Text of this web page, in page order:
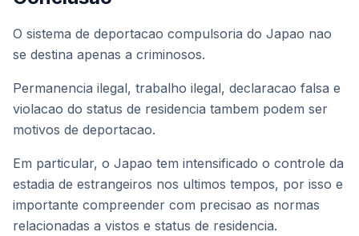
O sistema de deportacao compulsoria do Japao nao
se destina apenas a criminosos.
Permanencia ilegal, trabalho ilegal, declaracao falsa e
violacao do status de residencia tambem podem ser
motivos de deportacao.
Em particular, o Japao tem intensificado o controle da
estadia de estrangeiros nos ultimos tempos, por isso e
importante compreender com precisao as normas
relacionadas a vistos e status de residencia.